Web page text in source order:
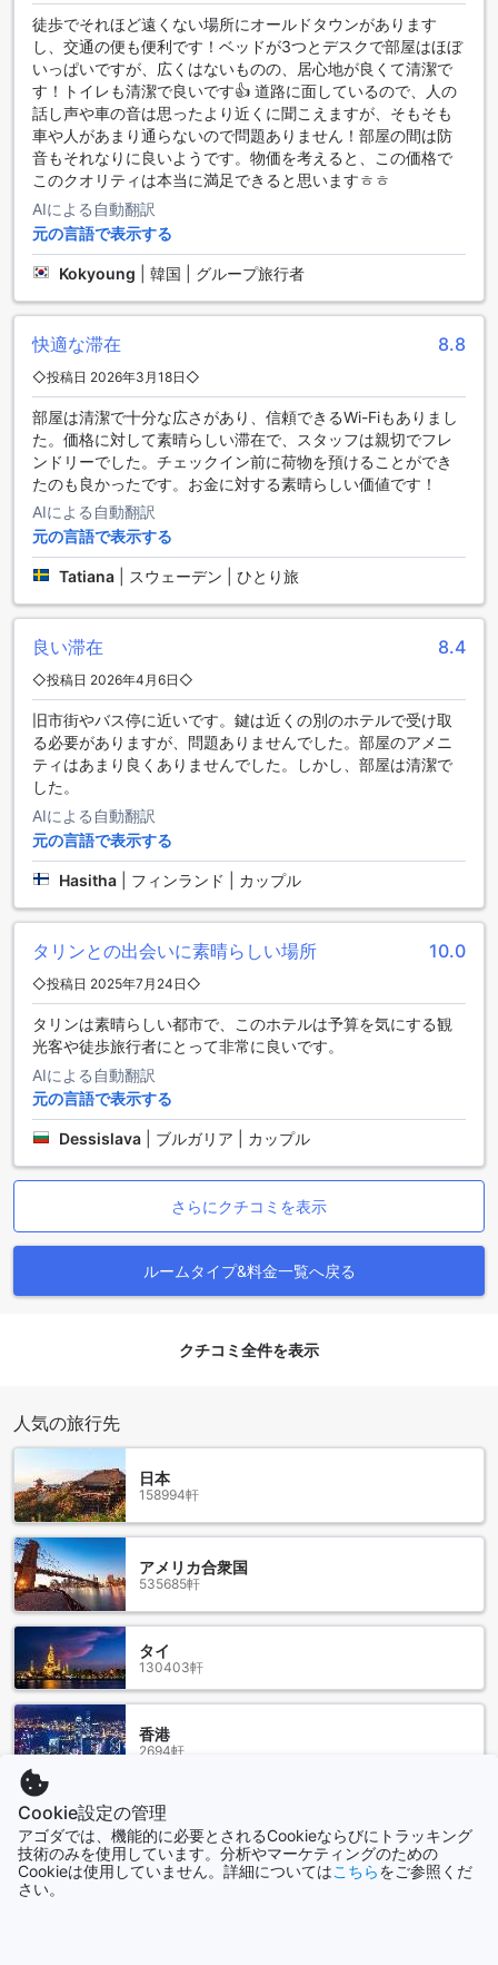
シティ ホテル タリンの交通施設
シティ ホテル タリンでは、旅行者の利便性を考慮した充実し
た交通施設を提供しています。ホテル内には専用の駐車場が
完備されており、車でお越しの方も安心してご利用いただけ
ます。駐車場はホテルの敷地内に位置しており、アクセスも
非常に便利です。ただし、駐車場利用には料金が発生するた
め、事前にご確認いただくことをおすすめいたします。
また、シティ ホテル タリンは、観光地へのアクセスも良好で
す。周辺には公共交通機関の停留所があり、タリンの美しい
街並みや観光名所へ簡単に移動することができます。観光を
楽しむための便利な拠点として、シティ ホテル タリンは最適
な選択肢です。
シティ ホテル タリンの客室設備
シティ ホテル タリンの客室は、快適さと便利さを兼ね備えた
理想的な空間です。各部屋には、髪の毛を素早く乾かすため
のヘアドライヤーが完備されており、忙しい朝でも安心して
準備を整えることができます。また、テレビも設置されてお
り、リラックスしたひとときを楽しむことができるため、旅
の疲れを癒すのに最適です。
さらに、冷蔵庫が備え付けられているため、飲み物や軽食を
いつでも手元に置いておくことができます。客室内には、必
要なアメニティが揃ったトイレタリーや、清潔なリネン、タ
オルも用意されており、快適な滞在をサポートします。シテ
ィ ホテル タリンでの宿泊は、心地よい設備とサービスによっ
て、特別な体験となることでしょう。
シティ ホテル タリンのダイニング施設
シティ ホテル タリンでは、宿泊客の皆様に心温まるダイニン
グ体験を提供しています。毎朝用意される朝食ビュッフェ
は、地元の新鮮な食材を使用しており、エストニアの伝統的
な料理から国際的なメニューまで、豊富な選択肢をお楽しみ
いただけます。香ばしいパンや自家製ジャム、クリーミーな
ヨーグルト、新鮮なフルーツなど、朝のエネルギーをしっか
りと補給できるラインナップが揃っています。
さらに、ビュッフェスタイルの朝食は、ゲスト同士の交流の
場としても最適で、リラックスした雰囲気の中でお食事を楽
り、清潔で快適な環境が保たれているため、朝食を心ゆくま
で堪能し、素晴らしい一日のスタートを切ることができるで
特別なひとときを提供します。
シティ ホテル タリンの多彩な客室タイプ
シティ ホテル タリンでは、さまざまなニーズに応じた客室タ
イプをご用意しています。ファミリー向けのスーペリアルー
ムは、2つのシングルベッドまたは1つのダブルベッドを備
え、穏やかなガーデンビューを楽しむことができます。カッ
プルや友人同士には、ダブルまたはツインのガーデンビュー
グルベッドまたは1つのソファベッドを選べるため、家族やグ
ループ旅行にも最適です。ストリートビューのスタンダード
異なる魅力的な景色を楽しむことができます。
アゴダでシティ ホテル タリンの客室を予約することで、最良
をお楽しみいただけます。シンプルな予約プロセスと競争力
ゴダで計画してみてください。
タリンの中心部から少し離れた場所に位置するカシサバは、
訪れる人々に静けさと自然の美しさを提供する魅力的なエリ
アです。この地域は、エストニアの豊かな文化と歴史を感じ
させる古い建物や伝統的な木造の家々が立ち並び、散策する
だけで心が和む場所です。特に、カシサバの公園は、四季
折々の花々や緑豊かな木々に囲まれた憩いの場として知ら
れ、地元の人々や観光客に愛されています。
また、カシサバには多くのカフェやレストランが点在し、エ
ストニアの伝統料理を楽しむことができます。地元の食材を
使った料理や、新鮮なベーカリー製品は、訪れる人々にとっ
て忘れられない味の体験となるでしょう。さらに、周辺には
アートギャラリーや小さなショップもあり、ユニークな手作
りのアイテムやアート作品を探す楽しみもあります。カシサ
バは、タリンの喧騒から離れ、心地よい時間を過ごすための
理想的なスポットです。
タリン空港からシティ ホテル タリンへのアクセス方法
タリン空港（TLL）は、シティ ホテル タリンへのアクセスが
徒歩でそれほど遠くない場所にオールドタウンがあります
し、交通の便も便利です！ベッドが3つとデスクで部屋はほぼ
いっぱいですが、広くはないものの、居心地が良くて清潔で
す！トイレも清潔で良いです👍 道路に面しているので、人の
話し声や車の音は思ったより近くに聞こえますが、そもそも
車や人があまり通らないので問題ありません！部屋の間は防
音もそれなりに良いようです。物価を考えると、この価格で
このクオリティは本当に満足できると思いますㅎㅎ
AIによる自動翻訳
元の言語で表示する
Kokyoung 韓国 | グループ旅行者
快適な滞在 8.8
◇投稿日 2026年3月18日◇
部屋は清潔で十分な広さがあり、信頼できるWi-Fiもありまし
た。価格に対して素晴らしい滞在で、スタッフは親切でフレ
ンドリーでした。チェックイン前に荷物を預けることができ
たのも良かったです。お金に対する素晴らしい価値です！
AIによる自動翻訳
元の言語で表示する
Tatiana スウェーデン | ひとり旅
良い滞在 8.4
◇投稿日 2026年4月6日◇
旧市街やバス停に近いです。鍵は近くの別のホテルで受け取
る必要がありますが、問題ありませんでした。部屋のアメニ
ティはあまり良くありませんでした。しかし、部屋は清潔で
した。
AIによる自動翻訳
元の言語で表示する
Hasitha フィンランド | カップル
タリンとの出会いに素晴らしい場所 10.0
◇投稿日 2025年7月24日◇
タリンは素晴らしい都市で、このホテルは予算を気にする観
光客や徒歩旅行者にとって非常に良いです。
AIによる自動翻訳
元の言語で表示する
Dessislava ブルガリア | カップル
さらにクチコミを表示
ルームタイプ&料金一覧へ戻る
クチコミ全件を表示
人気の旅行先
日本
158994軒
アメリカ合衆国
535685軒
タイ
130403軒
香港
2694軒
シンガポール
1505軒
Cookie設定の管理
アゴダでは、機能的に必要とされるCookieならびにトラッキング
技術のみを使用しています。分析やマーケティングのための
Cookieは使用していません。詳細についてはこちらをご参照くだ
さい。